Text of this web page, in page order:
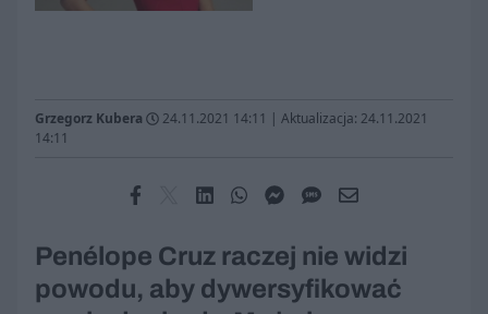
Grzegorz Kubera 24.11.2021 14:11 | Aktualizacja: 24.11.2021
14:11
Penélope Cruz raczej nie widzi
powodu, aby dywersyfikować